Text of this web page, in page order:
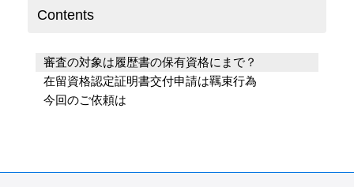
Contents
審査の対象は履歴書の保有資格にまで？
在留資格認定証明書交付申請は羈束行為
今回のご依頼は